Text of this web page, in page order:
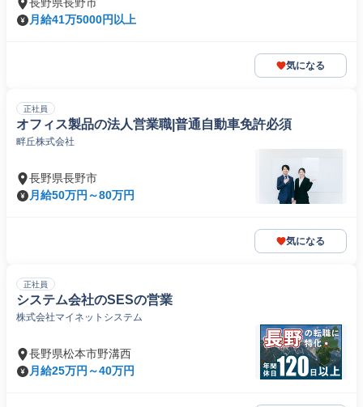
月給41万5000円以上
気になる
正社員
オフィス製品の法人営業職|普通自動車免許必須
畔丘株式会社
長野県長野市
月給50万円～80万円
気になる
正社員
システム会社のSESの営業
株式会社マイネットシステム
長野県松本市野溝西
月給25万円～40万円